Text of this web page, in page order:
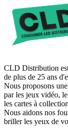
CLD Distribution
de plus de 25 ans
Nous proposons
par les jeux vidéo,
les cartes à
Nous aidons nos
briller les yeux de